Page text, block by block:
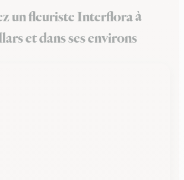
un fleuriste Interflora à
et dans ses environs